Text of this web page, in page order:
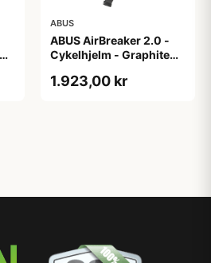
ABUS
ABUS AirBreaker 2.0 -
Cykelhjelm - Graphite
1.923,00 kr